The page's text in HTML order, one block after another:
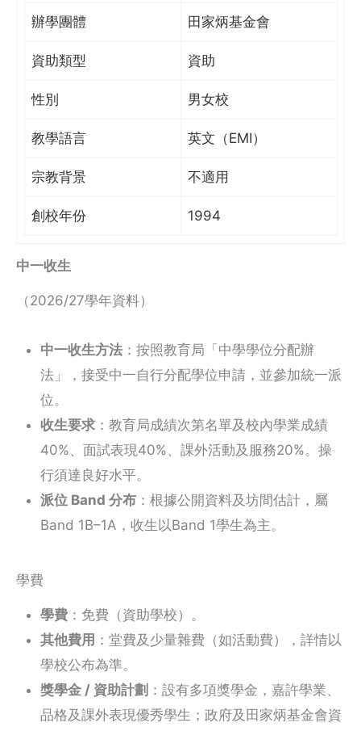
辦學團體 田家炳基金會
資助類型 資助
性別 男女校
教學語言 英文（EMI）
宗教背景 不適用
創校年份 1994
中一收生
（2026/27學年資料）
中一收生方法 ：按照教育局「中學學位分配辦
法」，接受中一自行分配學位申請，並參加統一派
位。
收生要求 ：教育局成績次第名單及校內學業成績
40%、面試表現40%、課外活動及服務20%。操
行須達良好水平。
派位 Band 分布 ：根據公開資料及坊間估計，屬
Band 1B–1A，收生以Band 1學生為主。
學費
學費 ：免費（資助學校）。
其他費用 ：堂費及少量雜費（如活動費），詳情以
學校公布為準。
獎學金 / 資助計劃 ：設有多項獎學金，嘉許學業、
品格及課外表現優秀學生；政府及田家炳基金會資